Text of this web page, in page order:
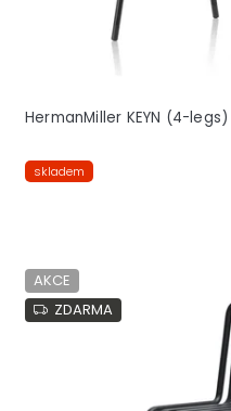
HermanMiller KEYN (4-
skladem
AKCE
ZDARMA